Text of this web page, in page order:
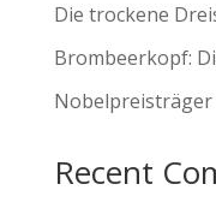
Die trockene
Brombeerkopf:
Nobelpreisträger
Recent